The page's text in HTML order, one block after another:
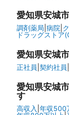
愛知県安城
調剤薬局 病院
ドラッグストア
愛知県安城
正社員 契約社員
愛知県安城
す
高収入 年収500